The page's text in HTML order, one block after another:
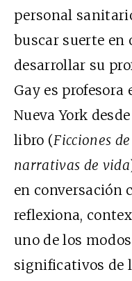
personal
buscar suerte en
desarrollar su
Gay es profesora
Nueva York
libro (Ficciones
narrativas de vida
en conversación
reflexiona,
uno de los
significativos de